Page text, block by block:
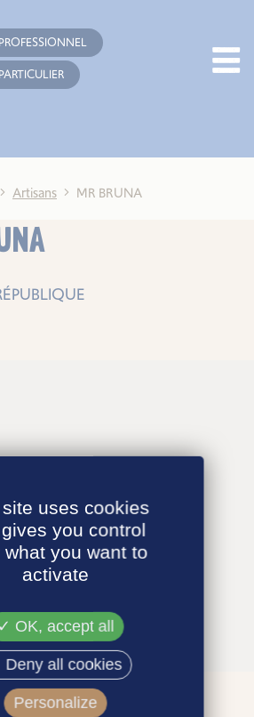
Artisans MR BRUNA
uses cookies
you control
what you want to
activate
OK, accept all
Deny all cookies
Personalize